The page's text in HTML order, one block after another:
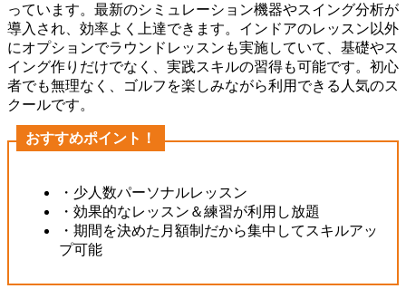
っています。最新のシミュレーション機器やスイング分析が
導入され、効率よく上達できます。インドアのレッスン以外
にオプションでラウンドレッスンも実施していて、基礎やス
イング作りだけでなく、実践スキルの習得も可能です。初心
者でも無理なく、ゴルフを楽しみながら利用できる人気のス
クールです。
おすすめポイント！
・少人数パーソナルレッスン
・効果的なレッスン＆練習が利用し放題
・期間を決めた月額制だから集中してスキルアッ
プ可能